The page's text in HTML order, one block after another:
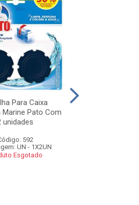
Para Caixa
Marine Pato Com
unidades
592
UN - 1X2UN
Esgotado